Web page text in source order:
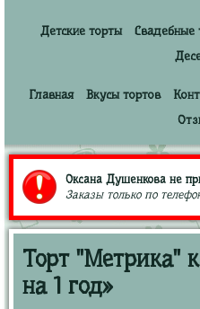
Детские торты Свадебные
Главная Вкусы тортов
Оксана Душенкова не
Заказы только по
Торт "Метрика"
на 1 год»